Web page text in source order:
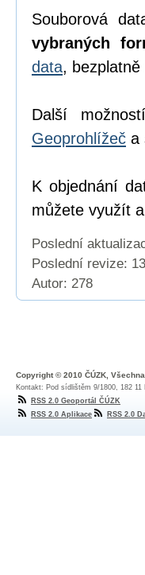
Souborová
vybraných
data, bezplatně
Další
Geoprohlížeč a
K objednání
můžete využít
Poslední
Poslední revize:
Autor: 278
Copyright © 2010 ČÚZK,
Kontakt: Pod sídlištěm 9/1800, 182 11
RSS 2.0 Geoportál ČÚZK
RSS 2.0 Aplikace
RSS 2.0